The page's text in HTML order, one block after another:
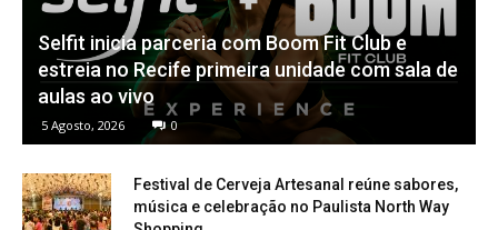
Selfit inicia parceria com Boom Fit Club e
estreia no Recife primeira unidade com sala de
aulas ao vivo
5 Agosto, 2026 0
Festival de Cerveja Artesanal reúne sabores,
música e celebração no Paulista North Way